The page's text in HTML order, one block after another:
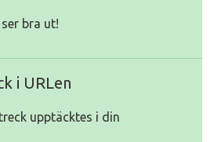
bra ut!
i URLen
upptäcktes i din